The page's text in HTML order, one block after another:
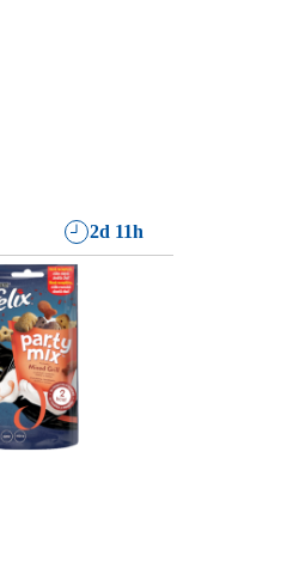
2d 11h